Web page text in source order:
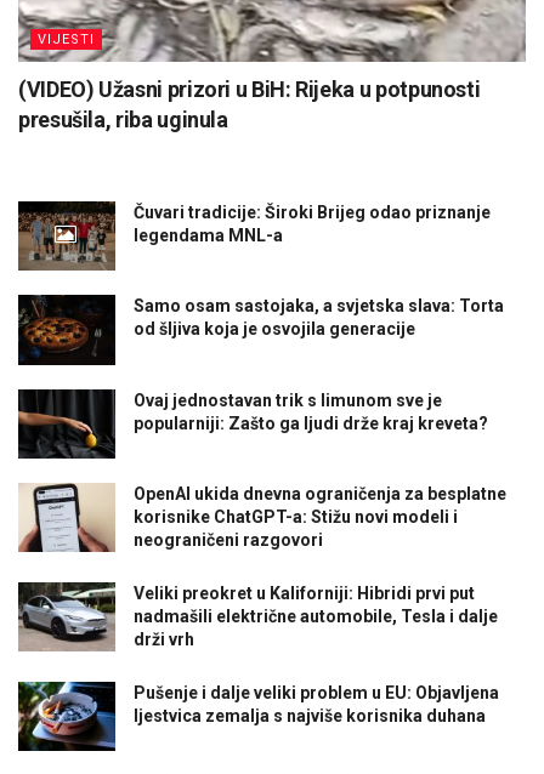
VIJESTI
(VIDEO) Užasni prizori u BiH: Rijeka u potpunosti
presušila, riba uginula
Čuvari tradicije: Široki Brijeg odao priznanje
legendama MNL-a
Samo osam sastojaka, a svjetska slava: Torta
od šljiva koja je osvojila generacije
Ovaj jednostavan trik s limunom sve je
popularniji: Zašto ga ljudi drže kraj kreveta?
OpenAI ukida dnevna ograničenja za besplatne
korisnike ChatGPT-a: Stižu novi modeli i
neograničeni razgovori
Veliki preokret u Kaliforniji: Hibridi prvi put
nadmašili električne automobile, Tesla i dalje
drži vrh
Pušenje i dalje veliki problem u EU: Objavljena
ljestvica zemalja s najviše korisnika duhana